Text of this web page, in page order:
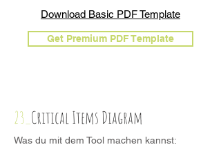
Download Basic PDF Template
Get Premium PDF Template
23_ Critical Items Diagram
Was du mit dem Tool machen kannst: